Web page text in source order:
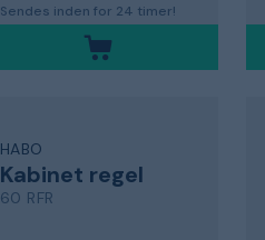
Sendes inden for 24 timer!
HABO
Kabinet regel
60 RFR